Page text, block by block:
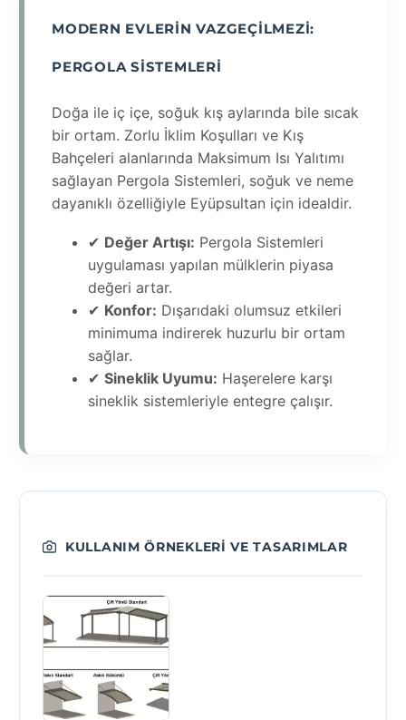
MODERN EVLERIN VAZGEÇILMEZI:
PERGOLA SISTEMLERI
Doğa ile iç içe, soğuk kış aylarında bile sıcak
bir ortam. Zorlu İklim Koşulları ve Kış
Bahçeleri alanlarında Maksimum Isı Yalıtımı
sağlayan Pergola Sistemleri, soğuk ve neme
dayanıklı özelliğiyle Eyüpsultan için idealdir.
✔ Değer Artışı: Pergola Sistemleri
uygulaması yapılan mülklerin piyasa
değeri artar.
✔ Konfor: Dışarıdaki olumsuz etkileri
minimuma indirerek huzurlu bir ortam
sağlar.
✔ Sineklik Uyumu: Haşerelere karşı
sineklik sistemleriyle entegre çalışır.
KULLANIM ÖRNEKLERI VE TASARIMLAR